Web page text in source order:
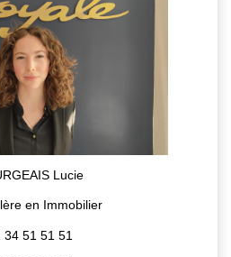
Lucie
en Immobilier
34 51 51 51